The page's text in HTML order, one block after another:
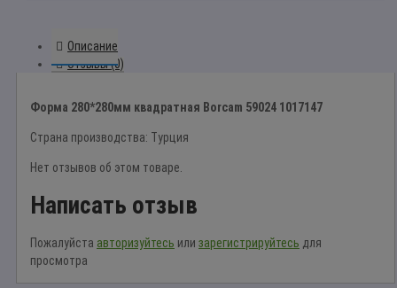
Описание
Отзывы (0)
Форма 280*280мм квадратная Borcam 59024 1017147
Страна производства: Турция
Нет отзывов об этом товаре.
Написать отзыв
Пожалуйста авторизуйтесь или зарегистрируйтесь для
просмотра